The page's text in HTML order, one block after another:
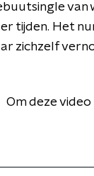
tijden. Het
zichzelf
Om deze